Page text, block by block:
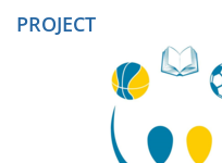
PROJECT